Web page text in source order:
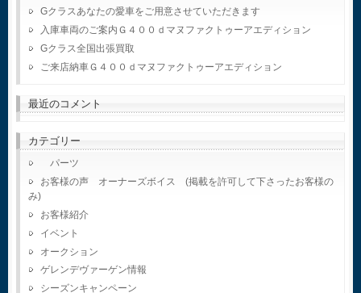
Gクラスあなたの愛車をご用意させていただきます
入庫車両のご案内Ｇ４００ｄマヌファクトゥーアエディション
Gクラス全国出張買取
ご来店納車Ｇ４００ｄマヌファクトゥーアエディション
最近のコメント
カテゴリー
パーツ
お客様の声 オーナーズボイス (掲載を許可して下さったお客様の
み)
お客様紹介
イベント
オークション
ゲレンデヴァーゲン情報
シーズンキャンペーン